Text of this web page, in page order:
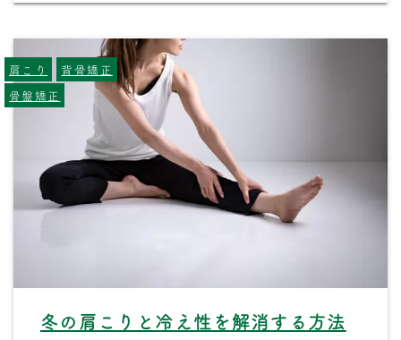
冬の肩こりと冷え性を解消する方法
肩こり
背骨矯正
骨盤矯正